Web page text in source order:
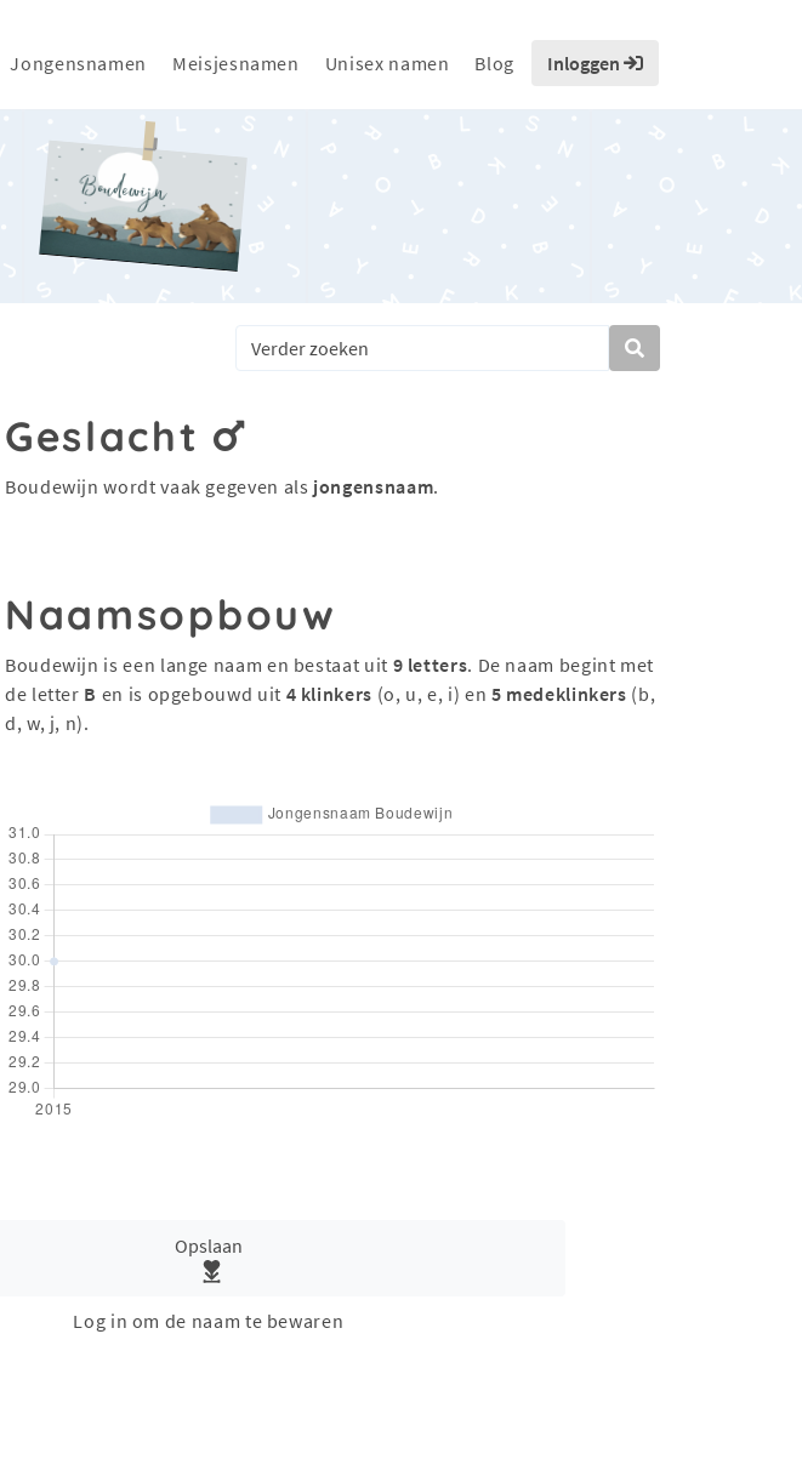
Jongensnamen Meisjesnamen Unisex namen Blog Inloggen
Geslacht
Boudewijn wordt vaak gegeven als jongensnaam.
Naamsopbouw
Boudewijn is een lange naam en bestaat uit 9 letters. De naam begint met
de letter B en is opgebouwd uit 4 klinkers (o, u, e, i) en 5 medeklinkers (b,
d, w, j, n).
Opslaan
Log in om de naam te bewaren